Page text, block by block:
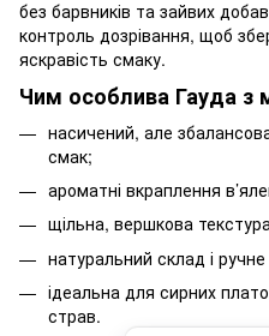
без барвників та зайвих
контроль дозрівання, щоб
яскравість смаку.
Чим особлива Гауда з
насичений, але
смак;
ароматні вкраплення
щільна, вершкова
натуральний склад і
ідеальна для сирних
страв.